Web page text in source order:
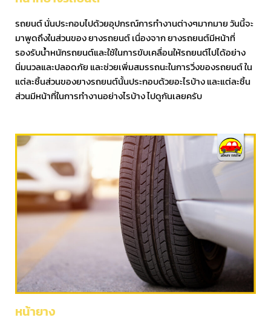
รถยนต์ นั่นประกอบไปด้วยอุปกรณ์การทำงานต่างๆมากมาย วันนี้จะ
มาพูดถึงในส่วนของ ยางรถยนต์ เนื่องจาก ยางรถยนต์มีหน้าที่
รองรับน้ำหนักรถยนต์และใช้ในการขับเคลื่อนให้รถยนต์ไปได้อย่าง
นิ่มนวลและปลอดภัย และช่วยเพิ่มสมรรถนะในการวิ่งของรถยนต์ ใน
แต่ละชิ้นส่วนของยางรถยนต์นั้นประกอบด้วยอะไรบ้าง และแต่ละชิ้น
ส่วนมีหน้าที่ในการทำงานอย่างไรบ้าง ไปดูกันเลยครับ
หน้ายาง